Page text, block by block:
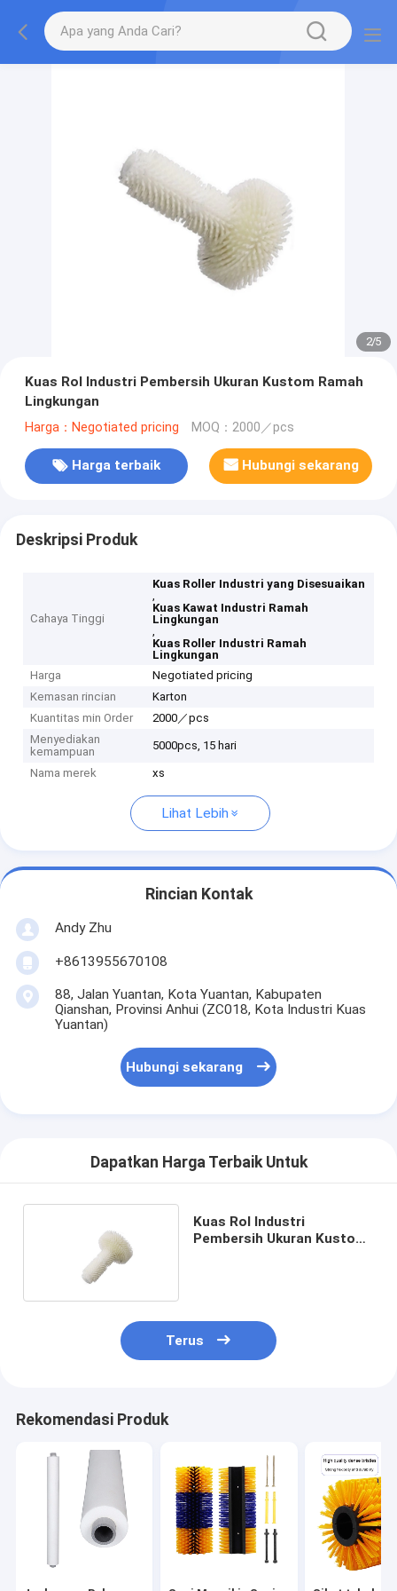
2/5
Kuas Rol Industri Pembersih Ukuran Kustom Ramah
Lingkungan
Harga：Negotiated pricing MOQ：2000／pcs
Harga terbaik Hubungi sekarang
Deskripsi Produk
Cahaya Tinggi
Kuas Roller Industri yang Disesuaikan
,
Kuas Kawat Industri Ramah
Lingkungan
,
Kuas Roller Industri Ramah
Lingkungan
Harga
Negotiated pricing
Kemasan rincian
Karton
Kuantitas min Order
2000／pcs
Menyediakan
kemampuan
5000pcs, 15 hari
Nama merek xs
Lihat Lebih
Rincian Kontak
Andy Zhu
+8613955670108
88, Jalan Yuantan, Kota Yuantan, Kabupaten
Qianshan, Provinsi Anhui (ZC018, Kota Industri Kuas
Yuantan)
Hubungi sekarang
Dapatkan Harga Terbaik Untuk
Kuas Rol Industri
Pembersih Ukuran Kustom
Terus
Rekomendasi Produk